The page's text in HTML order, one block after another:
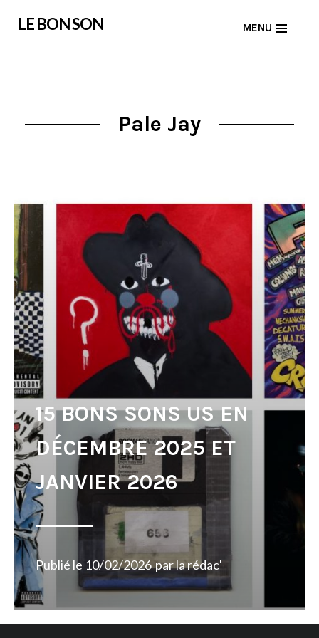
LE BON SON MENU
Pale Jay
15 BONS SONS US EN
DÉCEMBRE 2025 ET
JANVIER 2026
Publié le 10/02/2026 parla rédac'